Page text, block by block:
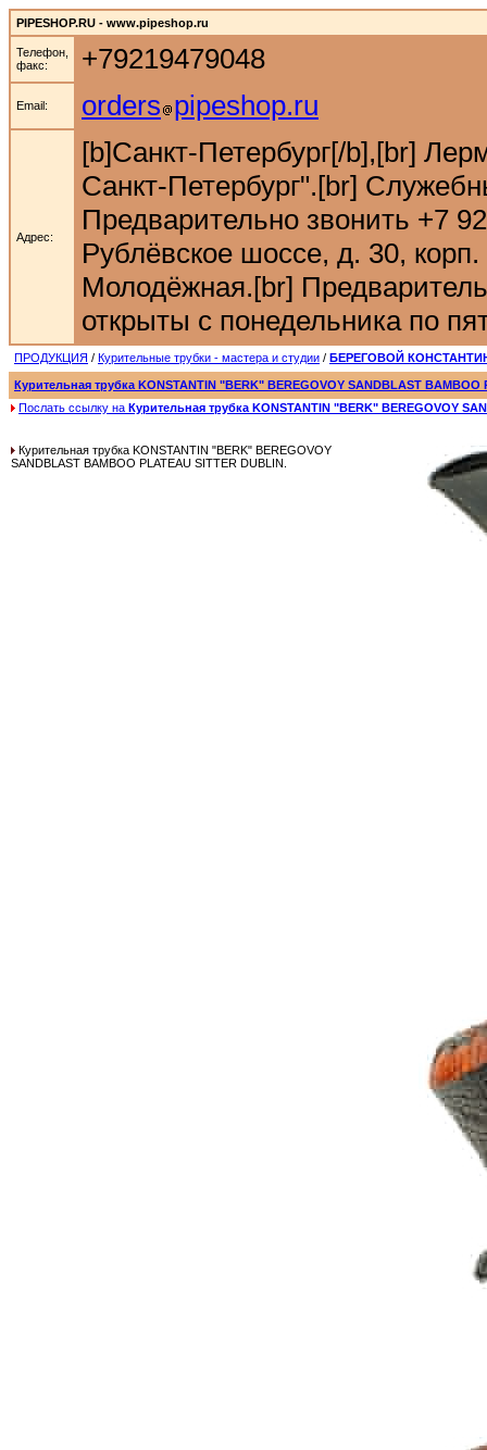
PIPESHOP.RU - www.pipeshop.ru
Телефон,
факс:
+79219479048
Email: orders pipeshop.ru
Адрес:
[b]Санкт-Петербург[/b],[br]
Санкт-Петербург".[br]
Предварительно звонить +7
Рублёвское шоссе, д. 30,
Молодёжная.[br]
открыты с понедельника по
ПРОДУКЦИЯ / Курительные трубки - мастера и студии / БЕРЕГОВОЙ КОНСТАНТИН
Курительная трубка KONSTANTIN "BERK" BEREGOVOY SANDBLAST BAMBOO
Послать ссылку на Курительная трубка KONSTANTIN "BERK" BEREGOVOY
Курительная трубка KONSTANTIN "BERK" BEREGOVOY
SANDBLAST BAMBOO PLATEAU SITTER DUBLIN.